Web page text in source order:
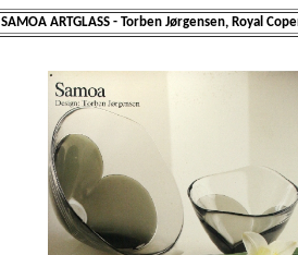
SAMOA ARTGLASS - Torben Jørgensen, Royal